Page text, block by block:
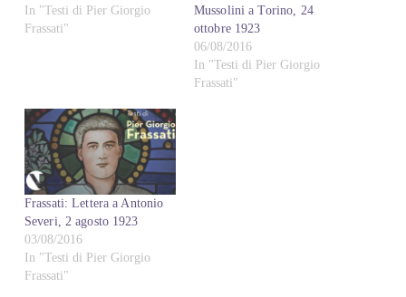
In "Testi di Pier Giorgio
Frassati"
Mussolini a Torino, 24
ottobre 1923
06/08/2016
In "Testi di Pier Giorgio
Frassati"
Frassati: Lettera a Antonio
Severi, 2 agosto 1923
03/08/2016
In "Testi di Pier Giorgio
Frassati"